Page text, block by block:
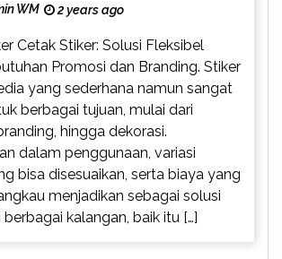
WM 2 years ago
Cetak Stiker: Solusi Fleksibel
Promosi dan Branding. Stiker
yang sederhana namun sangat
berbagai tujuan, mulai dari
hingga dekorasi.
dalam penggunaan, variasi
bisa disesuaikan, serta biaya yang
menjadikan sebagai solusi
kalangan, baik itu […]